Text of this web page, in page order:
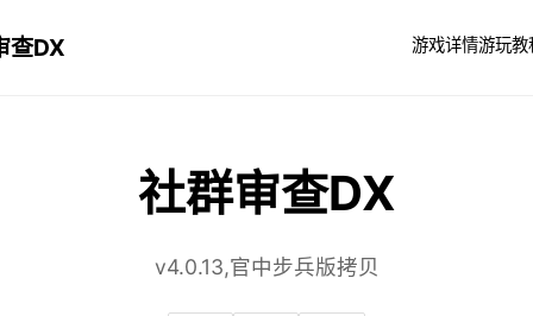
查DX 游戏详情游玩教
社群审查DX
v4.0.13,官中步兵版拷贝